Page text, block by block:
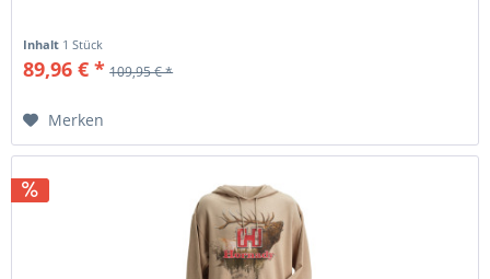
Inhalt 1 Stück
89,96 € * 109,95 € *
Merken